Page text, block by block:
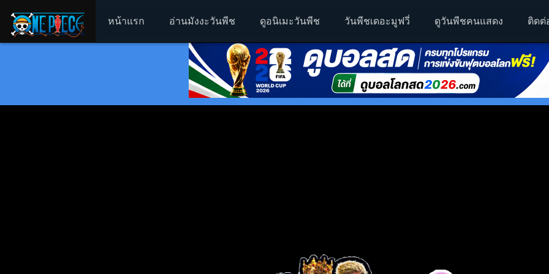
หน้าแรก อ่านมังงะวันพีช ดูอนิเมะวันพีช วันพีชเดอะมูฟวี่ ดูวันพีชคนแสดง ติดต่